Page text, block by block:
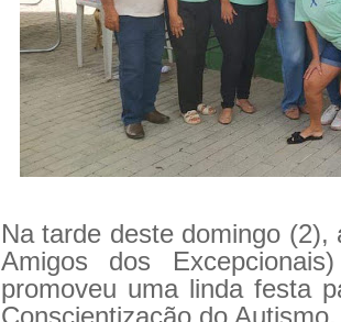
Na tarde deste domingo
Amigos dos
promoveu uma linda festa
Conscientização do Autismo.